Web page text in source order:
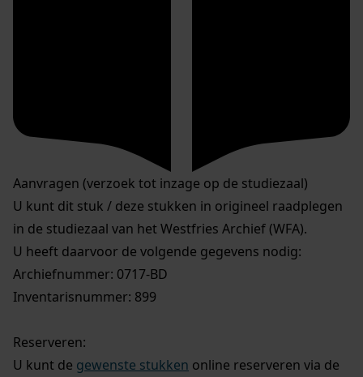
Aanvragen (verzoek tot inzage op de studiezaal)
U kunt dit stuk / deze stukken in origineel raadplegen
in de studiezaal van het Westfries Archief (WFA).
U heeft daarvoor de volgende gegevens nodig:
Archiefnummer: 0717-BD
Inventarisnummer: 899
Reserveren:
U kunt de gewenste stukken online reserveren via de